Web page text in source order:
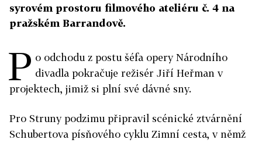
syrovém prostoru filmového ateliéru č. 4 na
pražském Barrandově.
P o odchodu z postu šéfa opery Národního
divadla pokračuje režisér Jiří Heřman v
projektech, jimiž si plní své dávné sny.
Pro Struny podzimu připravil scénické ztvárnění
Schubertova písňového cyklu Zimní cesta, v němž